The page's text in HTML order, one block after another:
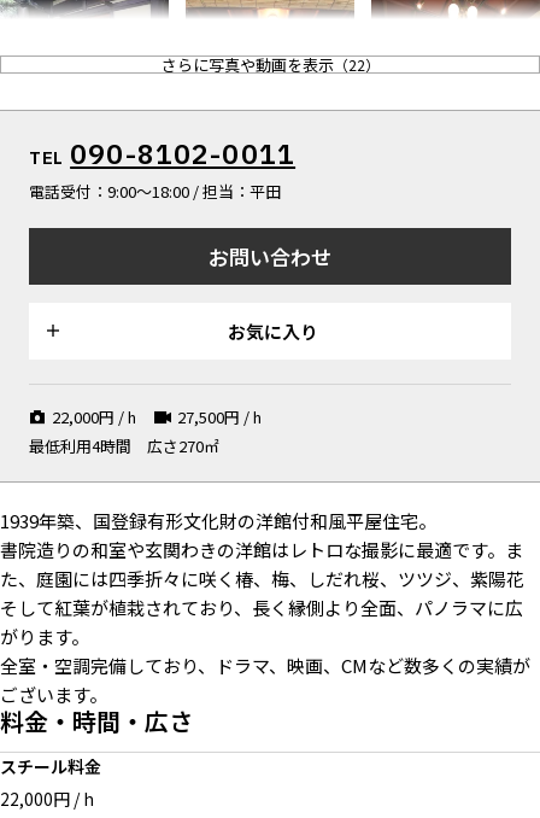
会社概要
お問い合わせ
さらに写真や動画を表示（22）
TEL 090-8102-0011
電話受付：9:00〜18:00 / 担当：平田
お問い合わせ
お気に入り
22,000円 / h 27,500円 / h
最低利用4時間
広さ270㎡
1939年築、国登録有形文化財の洋館付和風平屋住宅。
書院造りの和室や玄関わきの洋館はレトロな撮影に最適です。ま
た、庭園には四季折々に咲く椿、梅、しだれ桜、ツツジ、紫陽花
そして紅葉が植栽されており、長く縁側より全面、パノラマに広
がります。
全室・空調完備しており、ドラマ、映画、CMなど数多くの実績が
ございます。
料金・時間・広さ
スチール料金
22,000円 / h